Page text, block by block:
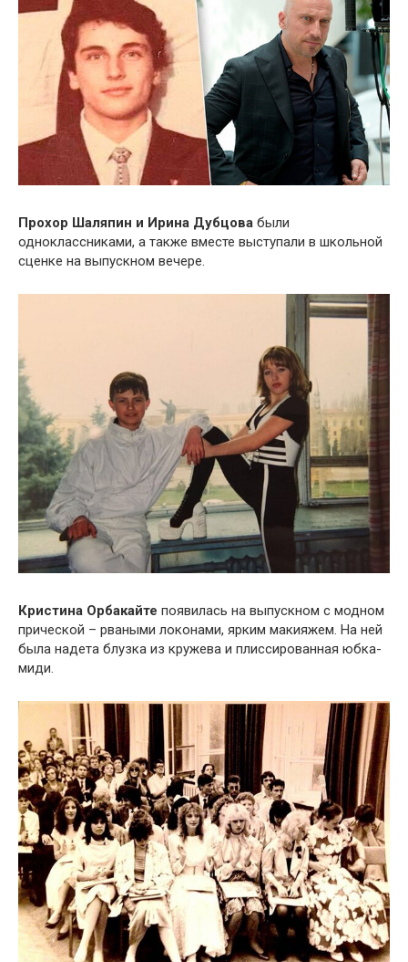
Прохор Шаляпин и Ирина Дубцова были
одноклассниками, а также вместе выступали в школьной
сценке на выпускном вечере.
Кристина Орбакайте появилась на выпускном с модном
прической – рваными локонами, ярким макияжем. На ней
была надета блузка из кружева и плиссированная юбка-
миди.